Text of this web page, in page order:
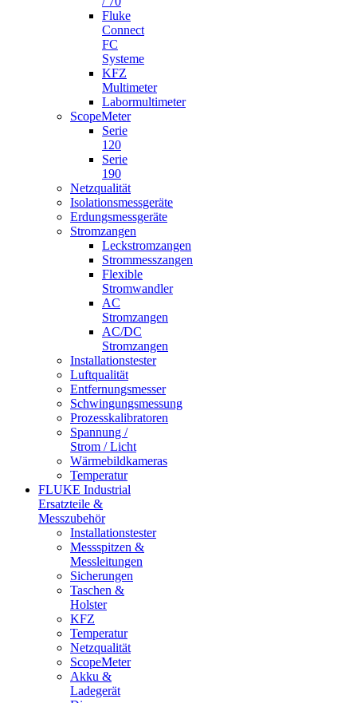
Fluke
Connect
FC
Systeme
KFZ
Multimeter
Labormultimeter
ScopeMeter
Serie
120
Serie
190
Netzqualität
Isolationsmessgeräte
Erdungsmessgeräte
Stromzangen
Leckstromzangen
Strommesszangen
Flexible
Stromwandler
AC
Stromzangen
AC/DC
Stromzangen
Installationstester
Luftqualität
Entfernungsmesser
Schwingungsmessung
Prozesskalibratoren
Spannung /
Strom / Licht
Wärmebildkameras
Temperatur
FLUKE Industrial
Ersatzteile &
Messzubehör
Installationstester
Messspitzen &
Messleitungen
Sicherungen
Taschen &
Holster
KFZ
Temperatur
Netzqualität
ScopeMeter
Akku &
Ladegerät